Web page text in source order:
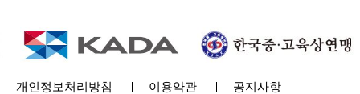
개인정보처리방침 이용약관
공지사항